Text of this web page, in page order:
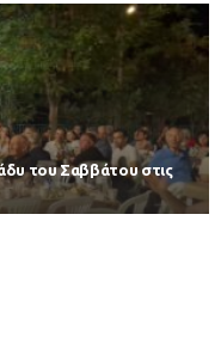
του Σαββάτου στις